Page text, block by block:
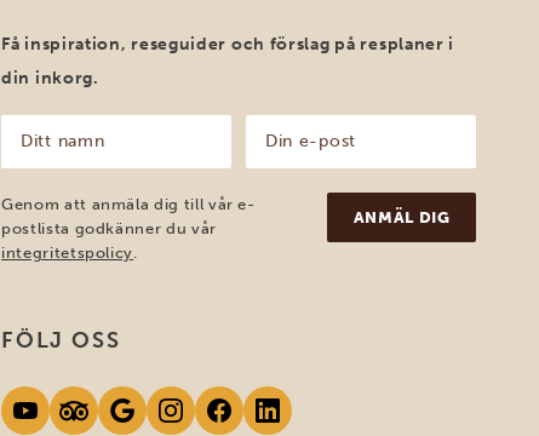
Få inspiration, reseguider och förslag på resplaner i
din inkorg.
namn
(Obligatoriskt)
post
(Obligatoriskt)
Genom att anmäla dig till vår e-
postlista godkänner du vår
integritetspolicy.
FÖLJ OSS